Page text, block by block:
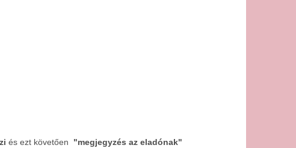
és ezt követően "megjegyzés az eladónak"